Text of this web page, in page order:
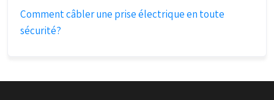
Comment câbler une prise électrique en toute
sécurité?